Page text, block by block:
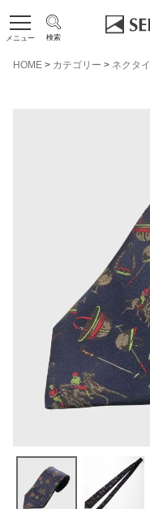
メニュー 検索
HOME カテゴリー ネクタイ